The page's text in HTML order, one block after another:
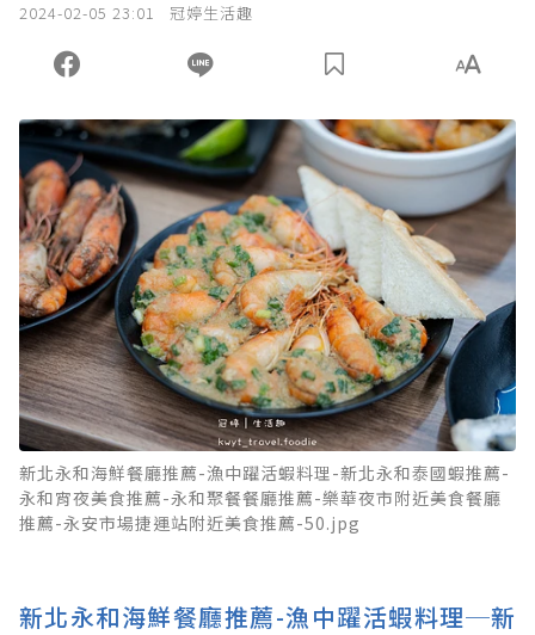
2024-02-05 23:01 冠婷生活趣
新北永和海鮮餐廳推薦-漁中躍活蝦料理-新北永和泰國蝦推薦-
永和宵夜美食推薦-永和聚餐餐廳推薦-樂華夜市附近美食餐廳
推薦-永安市場捷運站附近美食推薦-50.jpg
新北永和海鮮餐廳推薦-漁中躍活蝦料理─新